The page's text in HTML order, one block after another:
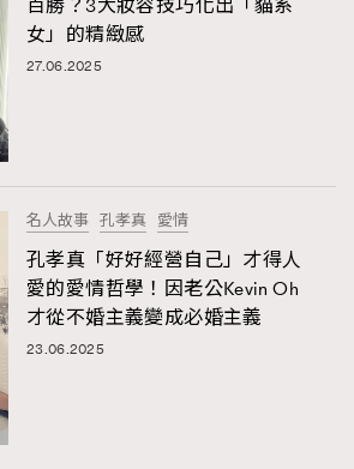
百勝？3大妝容技巧化出「貓系
女」的精緻感
27.06.2025
名人故事 孔孝真 愛情
孔孝真「好好經營自己」才得人
愛的愛情哲學！因老公Kevin Oh
才從不婚主義變成必婚主義
23.06.2025